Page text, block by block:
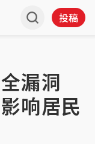
投稿
漏洞
响居民